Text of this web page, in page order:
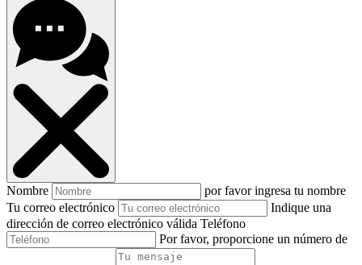
Nombre
por favor ingresa tu nombre
Tu correo electrónico
Indique una
dirección de correo electrónico válida Teléfono
Por favor, proporcione un número de